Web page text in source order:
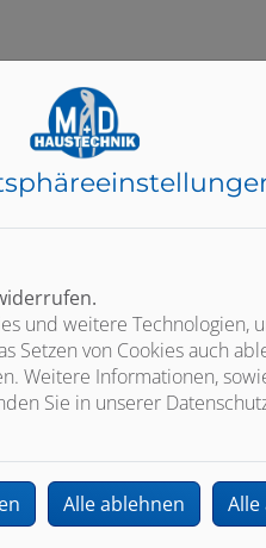
weitere
und weitere Technologien,
Setzen von Cookies auch
Weitere Informationen,
Sie in unserer
Alle ablehnen Alle